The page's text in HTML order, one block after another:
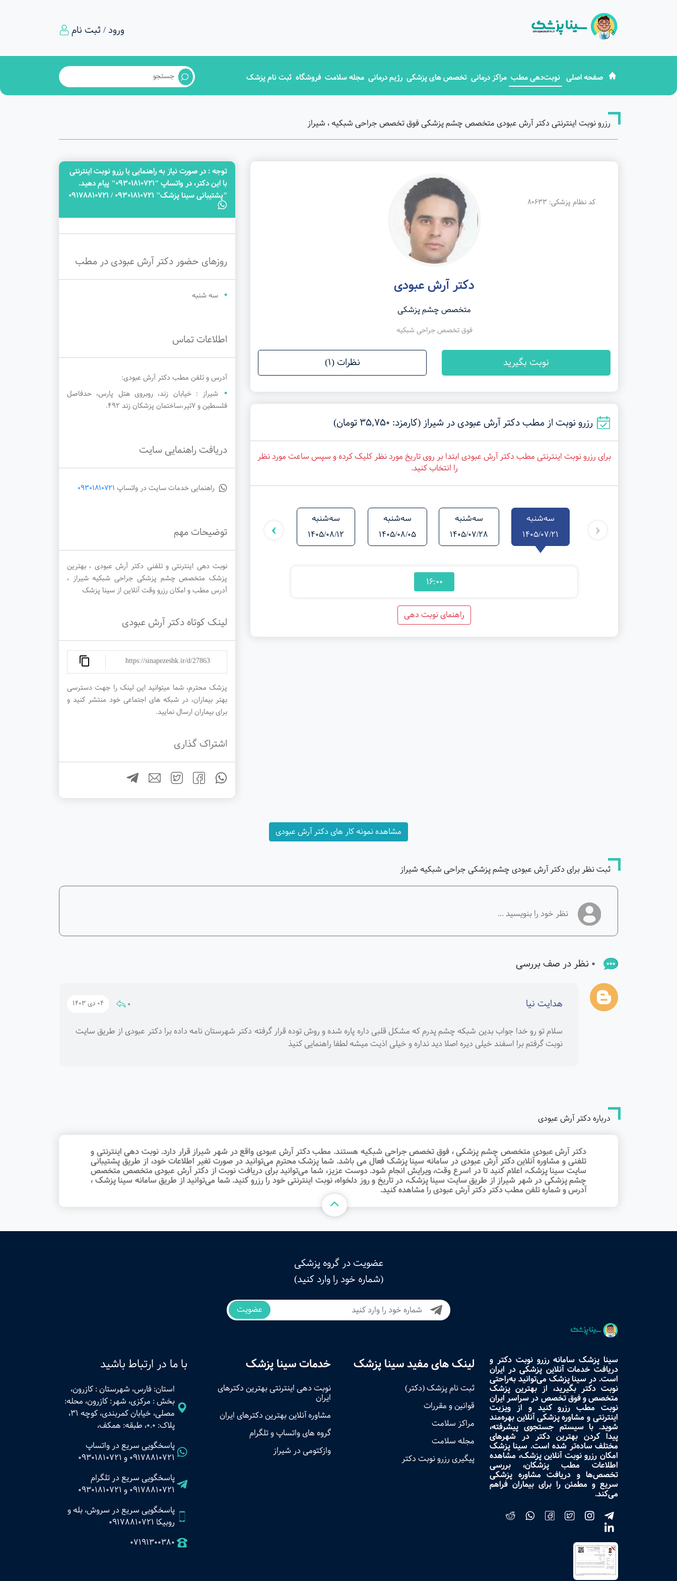
ورود / ثبت نام
صفحه اصلی نوبت‌دهی مطب مراکز درمانی تخصص های پزشکی رژیم درمانی مجله سلامت فروشگاه ثبت نام پزشک
رزرو نوبت اینترنتی دکتر آرش عبودی متخصص چشم پزشکی فوق تخصص جراحی شبکیه ، شیراز
کد نظام پزشکی: 80633
دکتر آرش عبودی
متخصص چشم پزشکی
فوق تخصص جراحی شبکیه
نوبت بگیرید نظرات (1)
رزرو نوبت از مطب دکتر آرش عبودی در شیراز (کارمزد: 35,750 تومان)
برای رزرو نوبت اینترنتی مطب دکتر آرش عبودی ابتدا بر روی تاریخ مورد نظر کلیک کرده و سپس ساعت مورد نظر
را انتخاب کنید.
سه‌شنبه
1405/07/21
سه‌شنبه
1405/07/28
سه‌شنبه
1405/08/05
سه‌شنبه
1405/08/12
1405/08/19
1405/08/26
‹
›
16:00
راهنمای نوبت دهی
توجه‌ : در صورت نیاز به راهنمایی یا رزرو نوبت اینترنتی
با این دکتر، در واتساپ "09301810721" پیام دهید.
"پشتیبانی سینا پزشک" 09301810721 / 09178810721
روزهای حضور دکتر آرش عبودی در مطب
سه شنبه
اطلاعات تماس
آدرس و تلفن مطب دکتر آرش عبودی:
شیراز : خیابان زند، روبروی هتل پارس، حدفاصل
فلسطین و ۷تیر،ساختمان پزشکان زند 492.
دریافت راهنمایی سایت
راهنمایی خدمات سایت در واتساپ 09301810721
توضیحات مهم
نوبت دهی اینترنتی و تلفنی دکتر آرش عبودی ، بهترین
پزشک متخصص چشم پزشکی جراحی شبکیه شیراز ،
آدرس مطب و امکان رزرو وقت آنلاین از سینا پزشک
لینک کوتاه دکتر آرش عبودی
https://sinapezeshk.ir/d/27863
پزشک محترم، شما میتوانید این لینک را جهت دسترسی
بهتر بیماران، در شبکه های اجتماعی خود منتشر کنید و
برای بیماران ارسال نمایید.
اشتراک گذاری
مشاهده نمونه کار های دکتر آرش عبودی
ثبت نظر برای دکتر آرش عبودی چشم پزشکی جراحی شبکیه شیراز
0 نظر در صف بررسی
هدایت نیا 0 04 دی 1403
سلام تو رو خدا جواب بدین شبکه چشم پدرم که مشکل قلبی داره پاره شده و روش توده قرار گرفته دکتر شهرستان نامه داده برا دکتر عبودی از طریق سایت
نوبت گرفتم برا اسفند خیلی دیره اصلا دید نداره و خیلی اذیت میشه لطفا راهنمایی کنیذ
درباره دکتر آرش عبودی
دکتر آرش عبودی متخصص چشم پزشکی ، فوق تخصص جراحی شبکیه هستند. مطب دکتر آرش عبودی واقع در شهر شیراز قرار دارد. نوبت‌ دهی اینترنتی و
تلفنی و مشاوره آنلاین دکتر آرش عبودی در سامانه سینا پزشک فعال می باشد. شما پزشک محترم می‌توانید در صورت تغیر اطلاعات خود، از طریق پشتیبانی
سایت سینا پزشک، اعلام کنید تا در اسرع وقت‌، ویرایش انجام شود. دوست عزیز، شما می‌توانید برای دریافت نوبت از دکتر آرش عبودی متخصص متخصص
چشم پزشکی در شهر شیراز از طریق سایت سینا پزشک، در تاریخ و روز دلخواه، نوبت اینترنتی خود را رزرو کنید. شما می‌توانید از طریق سامانه سینا پزشک ،
آدرس و شماره تلفن مطب دکتر دکتر آرش عبودی را مشاهده کنید.
عضویت در گروه پزشکی
(شماره خود را وارد کنید)
عضویت
سینا پزشک سامانه رزرو نوبت دکتر و
دریافت خدمات آنلاین پزشکی در ایران
است. در سینا پزشک می‌توانید به‌راحتی
نوبت دکتر بگیرید، از بهترین پزشک
متخصص و فوق تخصص در سراسر ایران
نوبت مطب رزرو کنید و از ویزیت
اینترنتی و مشاوره پزشکی آنلاین بهره‌مند
شوید. با سیستم جستجوی پیشرفته،
پیدا کردن بهترین دکتر در شهرهای
مختلف ساده‌تر شده است. سینا پزشک
امکان رزرو نوبت آنلاین پزشک، مشاهده
اطلاعات مطب پزشکان، بررسی
تخصص‌ها و دریافت مشاوره پزشکی
سریع و مطمئن را برای بیماران فراهم
می‌کند.
لینک های مفید سینا پزشک
ثبت نام پزشک (دکتر)
قوانین و مقررات
مراکز سلامت
مجله سلامت
پیگیری رزرو نوبت دکتر
خدمات سینا پزشک
نوبت‌ دهی اینترنتی بهترین دکترهای
ایران
مشاوره آنلاین بهترین دکترهای ایران
گروه های واتساپ و تلگرام
وازکتومی در شیراز
با ما در ارتباط باشید
استان: فارس، شهرستان : کازرون،
بخش : مرکزی، شهر: کازرون، محله:
مصلی، خیابان کمربندی، کوچه 31،
پلاک: 0.0، طبقه: همکف،
پاسخگویی سریع در واتساپ
09178810721 و 09301810721
پاسخگویی سریع در تلگرام
09178810721 و 09301810721
پاسخگویی سریع در سروش، بله و
روبیکا 09178810721
07191300380